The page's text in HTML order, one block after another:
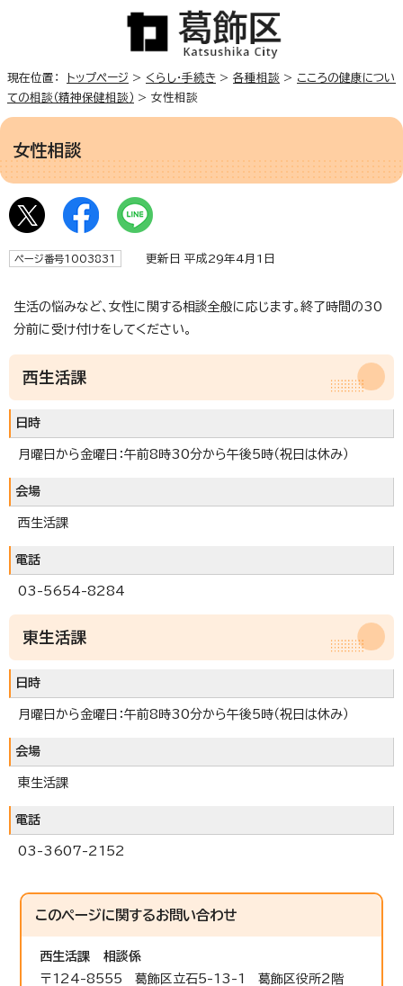
現在位置： トップページ > くらし・手続き > 各種相談 > こころの健康につい
ての相談（精神保健相談） > 女性相談
女性相談
ページ番号1003831 更新日 平成29年4月1日
生活の悩みなど、女性に関する相談全般に応じます。終了時間の30
分前に受け付けをしてください。
西生活課
日時
月曜日から金曜日：午前8時30分から午後5時（祝日は休み）
会場
西生活課
電話
03-5654-8284
東生活課
日時
月曜日から金曜日：午前8時30分から午後5時（祝日は休み）
会場
東生活課
電話
03-3607-2152
このページに関するお問い合わせ
西生活課
相談係
〒124-8555 葛飾区立石5-13-1 葛飾区役所2階